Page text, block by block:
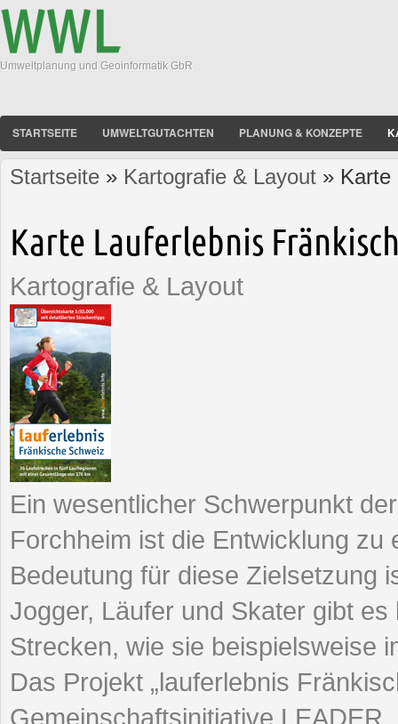
Umweltplanung und Geoinformatik GbR
STARTSEITE UMWELTGUTACHTEN PLANUNG & KONZEPTE
Sie sind hier
Startseite » Kartografie & Layout » Karte
Karte Lauferlebnis
Kartografie & Layout
Ein wesentlicher Schwerpunkt
Forchheim ist die Entwicklung
Bedeutung für diese Zielsetzung
Jogger, Läufer und Skater gibt
Strecken, wie sie beispielsweise
Das Projekt „lauferlebnis
Gemeinschafts­initiative